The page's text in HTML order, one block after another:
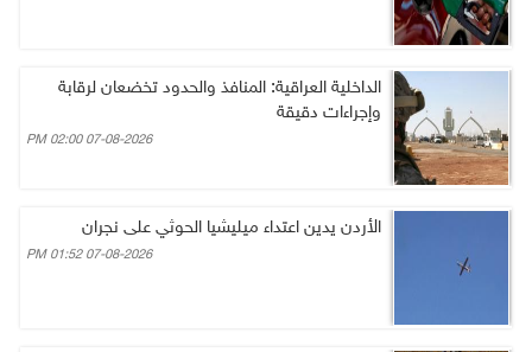
الداخلية العراقية: المنافذ والحدود تخضعان لرقابة
وإجراءات دقيقة
07-08-2026 02:00 PM
الأردن يدين اعتداء ميليشيا الحوثي على نجران
07-08-2026 01:52 PM